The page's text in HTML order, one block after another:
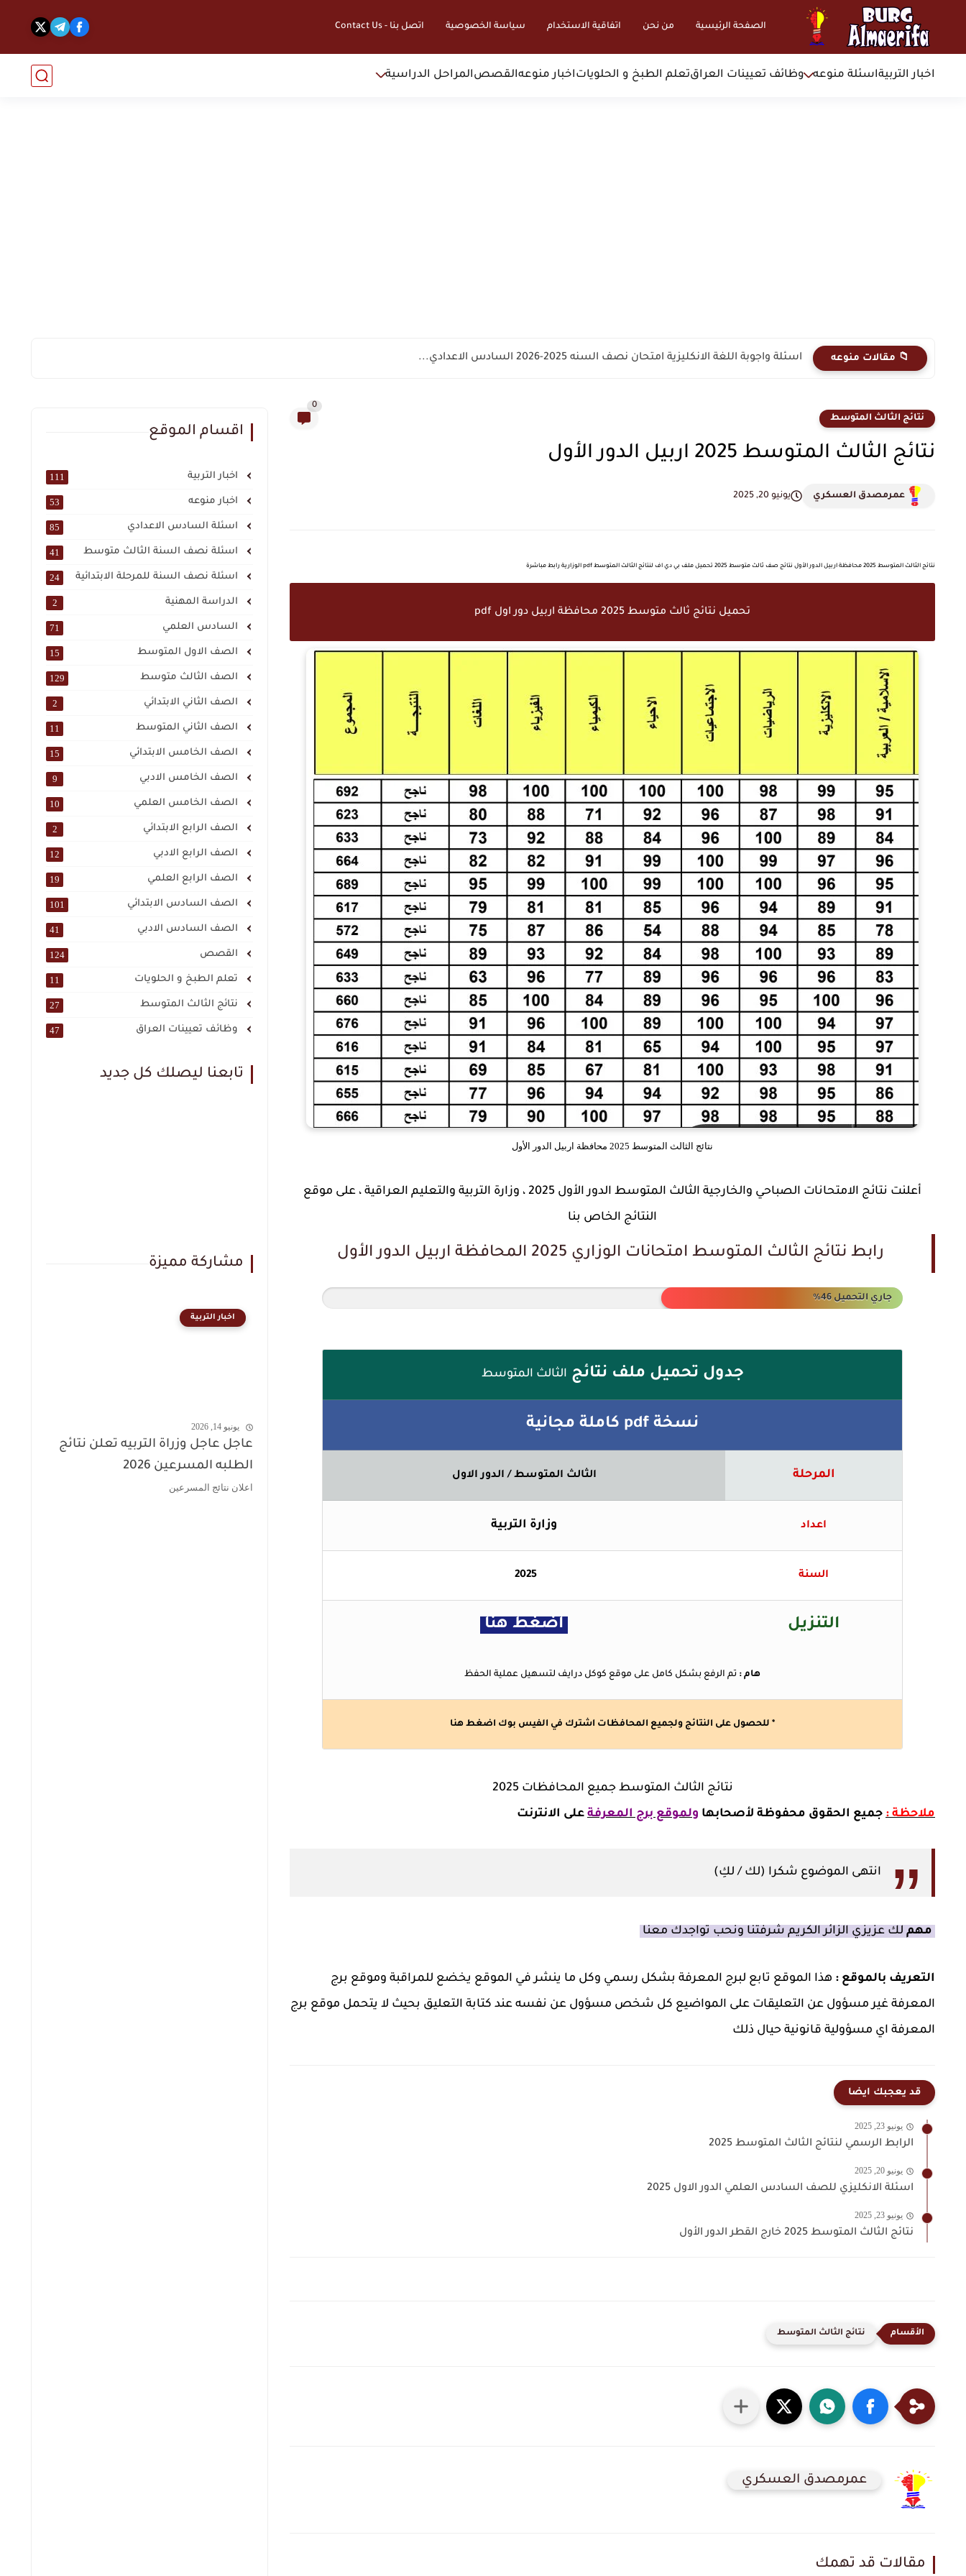
الصفحة الرئيسية من نحن اتفاقية الاستخدام سياسة الخصوصية اتصل بنا - Contact Us
اخبار التربيةاسئلة منوعه وظائف تعيينات العراقتعلم الطبخ و الحلوياتاخبار منوعهالقصصالمراحل الدراسية
📁 مقالات منوعه اسئلة واجوبة اللغة الانكليزية امتحان نصف السنه 2025-2026 السادس الاعدادي...
نتائج الثالث المتوسط
0
نتائج الثالث المتوسط 2025 اربيل الدور الأول
عمرمصدق العسكري يونيو 20, 2025
نتائج الثالث المتوسط 2025 محافظة اربيل الدور الأول نتائج صف ثالث متوسط 2025 تحميل ملف بي دي اف لنتائج الثالث المتوسط pdf الوزارية رابط مباشرة
تحميل نتائج ثالث متوسط 2025 محافظة اربيل دور اول pdf
نتائج الثالث المتوسط 2025 محافظة اربيل الدور الأول
أعلنت نتائج الامتحانات الصباحي والخارجية الثالث المتوسط الدور الأول 2025 ، وزارة التربية والتعليم العراقية ، على موقع
النتائج الخاص بنا
رابط نتائج الثالث المتوسط امتحانات الوزاري 2025 المحافظة اربيل الدور الأول
جاري التحميل 55%
جدول تحميل ملف نتائج الثالث المتوسط
نسخة pdf كاملة مجانية
المرحلة الثالث المتوسط / الدور الاول
اعداد وزارة التربية
السنة 2025
التنزيل اضغط هنا
هام : تم الرفع بشكل كامل على موقع كوكل درايف لتسهيل عملية الحفظ
* للحصول على النتائج ولجميع المحافظات اشترك في الفيس بوك اضغط هنا
نتائج الثالث المتوسط جميع المحافظات 2025
ملاحظة : جميع الحقوق محفوظة لأصحابها ولموقع برج المعرفة على الانترنت
انتهى الموضوع شكرا (لك / لكِ)
مهم لك عزيزي الزائر الكريم شرفتنا ونحب تواجدك معنا
التعريف بالموقع : هذا الموقع تابع لبرج المعرفة بشكل رسمي وكل ما ينشر في الموقع يخضع للمراقبة وموقع برج
المعرفة غير مسؤول عن التعليقات على المواضيع كل شخص مسؤول عن نفسه عند كتابة التعليق بحيث لا يتحمل موقع برج
المعرفة اي مسؤولية قانونية حيال ذلك
قد يعجبك ايضا
يونيو 23, 2025
الرابط الرسمي لنتائج الثالث المتوسط 2025
يونيو 20, 2025
اسئلة الانكليزي للصف السادس العلمي الدور الاول 2025
يونيو 23, 2025
نتائج الثالث المتوسط 2025 خارج القطر الدور الأول
نتائج الثالث المتوسط
عمرمصدق العسكري
مقالات قد تهمك
اقسام الموقع
اخبار التربية 111
اخبار منوعه 53
اسئلة السادس الاعدادي 85
اسئلة نصف السنة الثالث متوسط 41
اسئلة نصف السنة للمرحلة الابتدائية 24
الدراسة المهنية 2
السادس العلمي 71
الصف الاول المتوسط 15
الصف الثالث متوسط 129
الصف الثاني الابتدائي 2
الصف الثاني المتوسط 11
الصف الخامس الابتدائي 15
الصف الخامس الادبي 9
الصف الخامس العلمي 10
الصف الرابع الابتدائي 2
الصف الرابع الادبي 12
الصف الرابع العلمي 19
الصف السادس الابتدائي 101
الصف السادس الادبي 41
القصص 124
تعلم الطبخ و الحلويات 11
نتائج الثالث المتوسط 27
وظائف تعيينات العراق 47
تابعنا ليصلك كل جديد
مشاركة مميزة
اخبار التربية
يونيو 14, 2026
عاجل عاجل وزراة التربيه تعلن نتائج
الطلبه المسرعين 2026
اعلان نتائج المسرعين